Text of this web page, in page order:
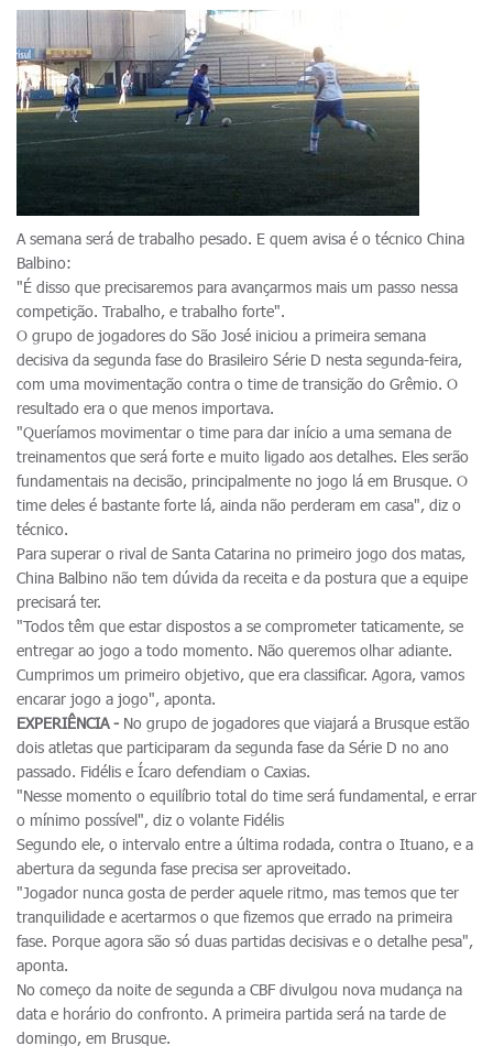
A semana será de trabalho pesado. E quem avisa é o técnico China
Balbino:
"É disso que precisaremos para avançarmos mais um passo nessa
competição. Trabalho, e trabalho forte".
O grupo de jogadores do São José iniciou a primeira semana
decisiva da segunda fase do Brasileiro Série D nesta segunda-feira,
com uma movimentação contra o time de transição do Grêmio. O
resultado era o que menos importava.
"Queríamos movimentar o time para dar início a uma semana de
treinamentos que será forte e muito ligado aos detalhes. Eles serão
fundamentais na decisão, principalmente no jogo lá em Brusque. O
time deles é bastante forte lá, ainda não perderam em casa", diz o
técnico.
Para superar o rival de Santa Catarina no primeiro jogo dos matas,
China Balbino não tem dúvida da receita e da postura que a equipe
precisará ter.
"Todos têm que estar dispostos a se comprometer taticamente, se
entregar ao jogo a todo momento. Não queremos olhar adiante.
Cumprimos um primeiro objetivo, que era classificar. Agora, vamos
encarar jogo a jogo", aponta.
EXPERIÊNCIA - No grupo de jogadores que viajará a Brusque estão
dois atletas que participaram da segunda fase da Série D no ano
passado. Fidélis e Ícaro defendiam o Caxias.
"Nesse momento o equilíbrio total do time será fundamental, e errar
o mínimo possível", diz o volante Fidélis
Segundo ele, o intervalo entre a última rodada, contra o Ituano, e a
abertura da segunda fase precisa ser aproveitado.
"Jogador nunca gosta de perder aquele ritmo, mas temos que ter
tranquilidade e acertarmos o que fizemos que errado na primeira
fase. Porque agora são só duas partidas decisivas e o detalhe pesa",
aponta.
No começo da noite de segunda a CBF divulgou nova mudança na
data e horário do confronto. A primeira partida será na tarde de
domingo, em Brusque.